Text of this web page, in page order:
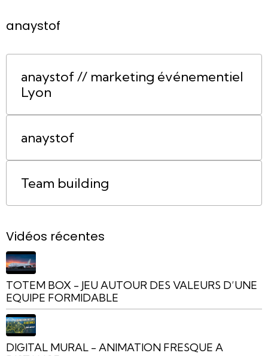
anaystof
anaystof // marketing événementiel
Lyon
anaystof
Team building
Vidéos récentes
TOTEM BOX - JEU AUTOUR DES VALEURS D’UNE
EQUIPE FORMIDABLE
DIGITAL MURAL - ANIMATION FRESQUE A